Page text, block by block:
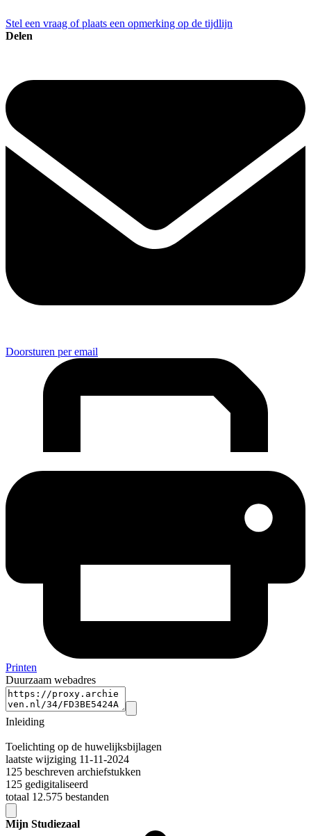
Stel een vraag of plaats een opmerking op de tijdlijn
Delen
Doorsturen per email
Printen
Duurzaam webadres
Inleiding
Toelichting op de huwelijksbijlagen
laatste wijziging 11-11-2024
125 beschreven archiefstukken
125 gedigitaliseerd
totaal 12.575 bestanden
Mijn Studiezaal